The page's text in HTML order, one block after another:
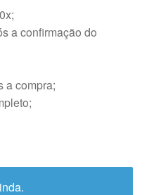
a confirmação do
a compra;